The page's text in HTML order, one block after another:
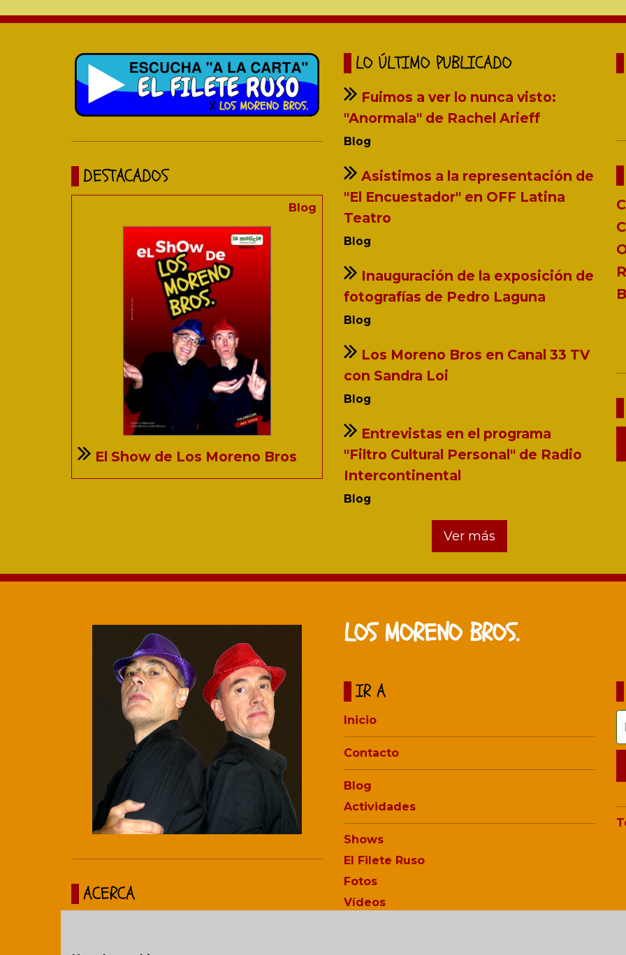
DESTACADOS
Blog
El Show de Los Moreno Bros
LO ÚLTIMO PUBLICADO
Fuimos a ver lo nunca visto:
"Anormala" de Rachel Arieff
Blog
Asistimos a la representación de
"El Encuestador" en OFF Latina
Teatro
Blog
Inauguración de la exposición de
fotografías de Pedro Laguna
Blog
Los Moreno Bros en Canal 33 TV
con Sandra Loi
Blog
Entrevistas en el programa
"Filtro Cultural Personal" de Radio
Intercontinental
Blog
Ver más
ACERCA
LOS MORENO BROS.
IR A
Inicio
Contacto
Blog
Actividades
Shows
El Filete Ruso
Fotos
Vídeos